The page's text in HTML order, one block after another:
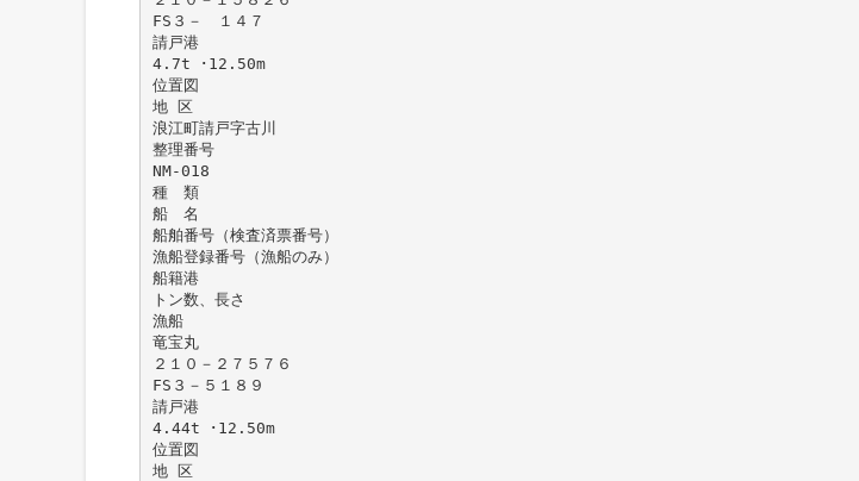
FS３－ １４７
請戸港
4.7t ･12.50m
位置図
地 区
浪江町請戸字古川
整理番号
NM-018
種 類
船 名
船舶番号（検査済票番号）
漁船登録番号（漁船のみ）
船籍港
トン数、長さ
漁船
竜宝丸
２１０－２７５７６
FS３－５１８９
請戸港
4.44t ･12.50m
位置図
地 区